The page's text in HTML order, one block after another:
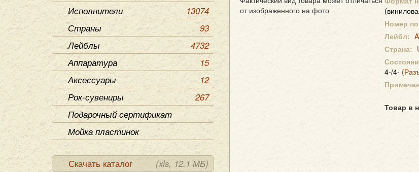
Исполнители
13074
Страны
93
Лейблы
4732
Аппаратура
15
Аксессуары
12
Рок-сувениры
267
Подарочный сертификат
Мойка пластинок
Скачать каталог (xls, 12.1 МБ)
от изображенного на фото
Номер по
Лейбл:
Страна:
4-/4-
Товар в